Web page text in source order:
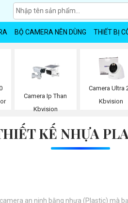
BỘ CAMERA NÊN DÙNG THIẾT BỊ
Camera Ip Than
Kbvision
Camera Ultra
Kbvision
KẾ NHỰA
an ninh bằng nhựa (Plastic) mà